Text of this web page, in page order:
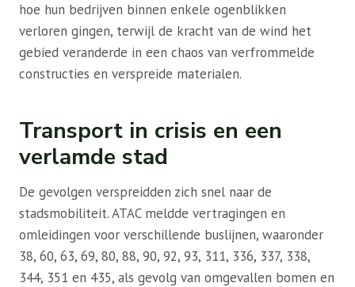
hoe hun bedrijven binnen enkele ogenblikken
verloren gingen, terwijl de kracht van de wind het
gebied veranderde in een chaos van verfrommelde
constructies en verspreide materialen.
Transport in crisis en een
verlamde stad
De gevolgen verspreidden zich snel naar de
stadsmobiliteit. ATAC meldde vertragingen en
omleidingen voor verschillende buslijnen, waaronder
38, 60, 63, 69, 80, 88, 90, 92, 93, 311, 336, 337, 338,
344, 351 en 435, als gevolg van omgevallen bomen en